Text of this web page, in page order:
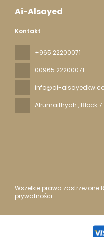
Ai-Alsayed
Kontakt
+965 22200071
00965 22200071
info@ai-
Alrumaithyah , Block 7
Wszelkie prawa zastrzeżone
prywatności